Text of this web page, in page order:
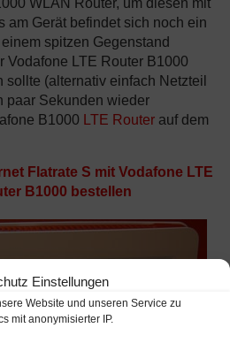
Einstellungen
Website und unseren Service zu
mit anonymisierter IP.
WLAN Router, um diesen mit
am Gerät befindet sich noch ein
spitzen Gegenstand
Vodafone LTE Router B1000
(alternativ einfach Netzteil
paar Sekunden wieder
B1000
LTE Router auf dem
Flatrate S mit Vodafone LTE
B1000 bestellen